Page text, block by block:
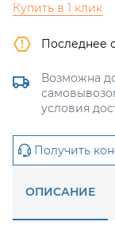
Купить в 1 клик
Последнее
Возможна
условия
Получить
ОПИСАНИЕ